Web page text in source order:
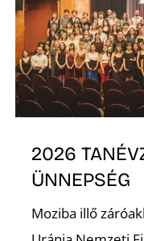
2026
ÜNNEPSÉG
Moziba illő